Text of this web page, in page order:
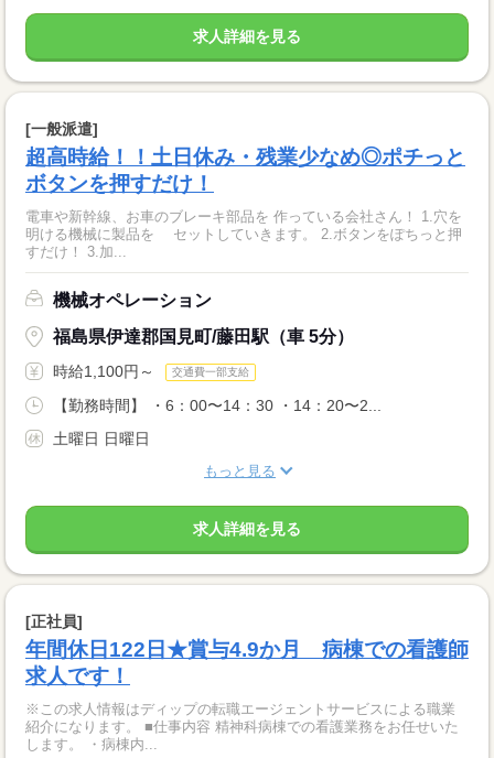
求人詳細を見る
[一般派遣]
超高時給！！土日休み・残業少なめ◎ポチっと
ボタンを押すだけ！
電車や新幹線、お車のブレーキ部品を 作っている会社さん！ 1.穴を
明ける機械に製品を セットしていきます。 2.ボタンをぽちっと押
すだけ！ 3.加...
機械オペレーション
福島県伊達郡国見町/藤田駅（車 5分）
時給1,100円～ 交通費一部支給
【勤務時間】 ・6：00〜14：30 ・14：20〜2...
土曜日 日曜日
もっと見る
求人詳細を見る
[正社員]
年間休日122日★賞与4.9か月 病棟での看護師
求人です！
※この求人情報はディップの転職エージェントサービスによる職業
紹介になります。 ■仕事内容 精神科病棟での看護業務をお任せいた
します。 ・病棟内...